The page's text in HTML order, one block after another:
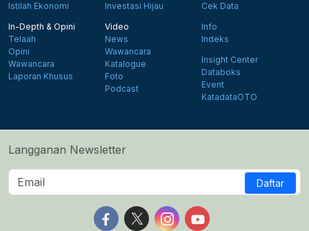
Istilah Ekonomi
Investasi Hijau
Cek Data
In-Depth & Opini
Telaah
Opini
Wawancara
Laporan Khusus
Video
News
Wawancara
Katalogue
Foto
Podcast
Info
Indeks
Insight Center
Databoks
Event
KatadataOTO
Langganan Newsletter
Daftar
Follow us on Facebook
Follow us on X
Follow us on Instagram
Follow us on